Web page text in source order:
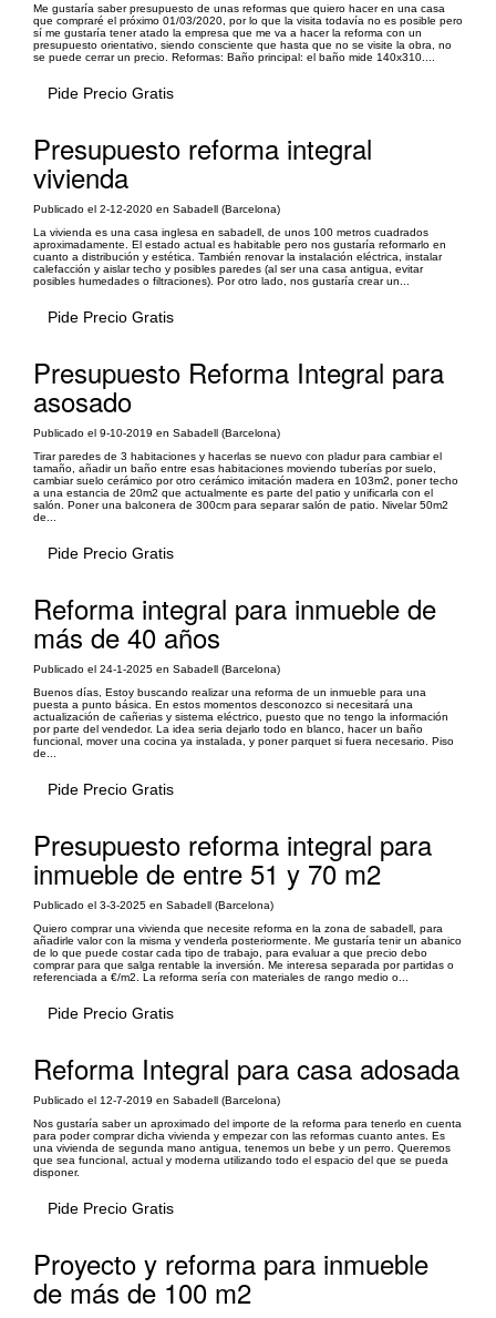
Me gustaría saber presupuesto de unas reformas que quiero hacer en una casa
que compraré el próximo 01/03/2020, por lo que la visita todavía no es posible pero
sí me gustaría tener atado la empresa que me va a hacer la reforma con un
presupuesto orientativo, siendo consciente que hasta que no se visite la obra, no
se puede cerrar un precio. Reformas: Baño principal: el baño mide 140x310....
Pide Precio Gratis
Presupuesto reforma integral
vivienda
Publicado el 2-12-2020 en Sabadell (Barcelona)
La vivienda es una casa inglesa en sabadell, de unos 100 metros cuadrados
aproximadamente. El estado actual es habitable pero nos gustaría reformarlo en
cuanto a distribución y estética. También renovar la instalación eléctrica, instalar
calefacción y aislar techo y posibles paredes (al ser una casa antigua, evitar
posibles humedades o filtraciones). Por otro lado, nos gustaría crear un...
Pide Precio Gratis
Presupuesto Reforma Integral para
asosado
Publicado el 9-10-2019 en Sabadell (Barcelona)
Tirar paredes de 3 habitaciones y hacerlas se nuevo con pladur para cambiar el
tamaño, añadir un baño entre esas habitaciones moviendo tuberías por suelo,
cambiar suelo cerámico por otro cerámico imitación madera en 103m2, poner techo
a una estancia de 20m2 que actualmente es parte del patio y unificarla con el
salón. Poner una balconera de 300cm para separar salón de patio. Nivelar 50m2
de...
Pide Precio Gratis
Reforma integral para inmueble de
más de 40 años
Publicado el 24-1-2025 en Sabadell (Barcelona)
Buenos días, Estoy buscando realizar una reforma de un inmueble para una
puesta a punto básica. En estos momentos desconozco si necesitará una
actualización de cañerias y sistema eléctrico, puesto que no tengo la información
por parte del vendedor. La idea seria dejarlo todo en blanco, hacer un baño
funcional, mover una cocina ya instalada, y poner parquet si fuera necesario. Piso
de...
Pide Precio Gratis
Presupuesto reforma integral para
inmueble de entre 51 y 70 m2
Publicado el 3-3-2025 en Sabadell (Barcelona)
Quiero comprar una vivienda que necesite reforma en la zona de sabadell, para
añadirle valor con la misma y venderla posteriormente. Me gustaría tenir un abanico
de lo que puede costar cada tipo de trabajo, para evaluar a que precio debo
comprar para que salga rentable la inversión. Me interesa separada por partidas o
referenciada a €/m2. La reforma sería con materiales de rango medio o...
Pide Precio Gratis
Reforma Integral para casa adosada
Publicado el 12-7-2019 en Sabadell (Barcelona)
Nos gustaría saber un aproximado del importe de la reforma para tenerlo en cuenta
para poder comprar dicha vivienda y empezar con las reformas cuanto antes. Es
una vivienda de segunda mano antigua, tenemos un bebe y un perro. Queremos
que sea funcional, actual y moderna utilizando todo el espacio del que se pueda
disponer.
Pide Precio Gratis
Proyecto y reforma para inmueble
de más de 100 m2